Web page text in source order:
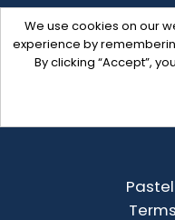
We use cookies on our
experience by
By clicking “Accept”,